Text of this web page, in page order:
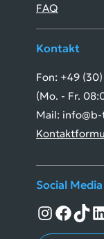
FAQ
Kontakt
Fon: +49
(Mo. - Fr.
Mail:
Social Media
Instagram
Facebook
TikTok